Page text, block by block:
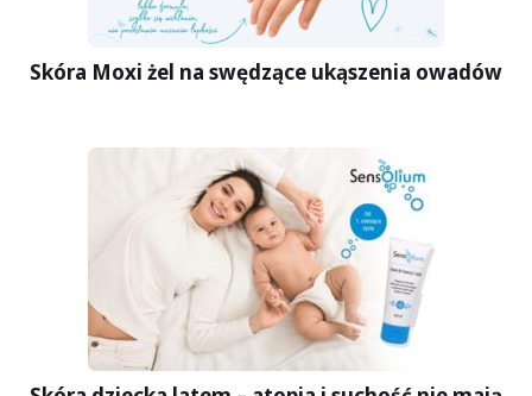
Skóra Moxi żel na swędzące ukąszenia owadów